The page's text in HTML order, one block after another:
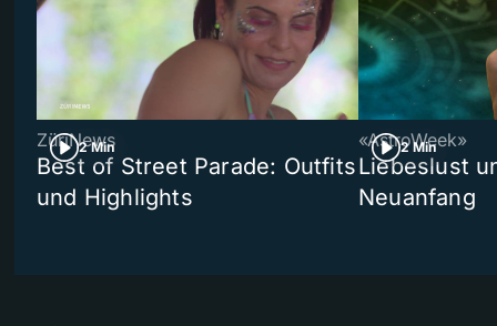
2 Min
ZüriNews
Best of Street Parade: Outfits
und Highlights
2 Min
«AstroWeek»
Liebeslust
Neuanfang